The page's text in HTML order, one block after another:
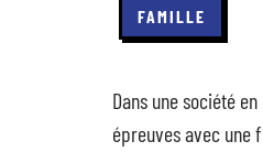
FAMILLE
Dans une société
épreuves avec une